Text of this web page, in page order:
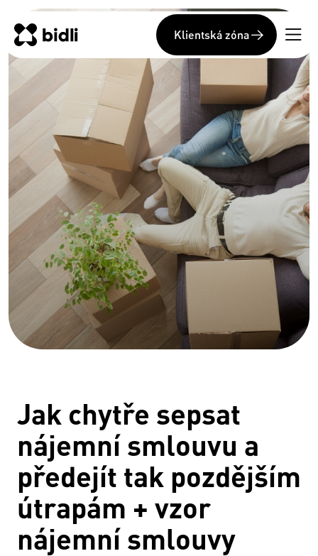
Klientská zóna
Jak chytře sepsat
nájemní smlouvu a
předejít tak pozdějším
útrapám + vzor
nájemní smlouvy